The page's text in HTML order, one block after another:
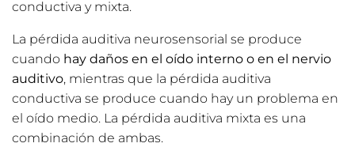
conductiva y mixta.
La pérdida auditiva neurosensorial se produce
cuando hay daños en el oído interno o en el nervio
auditivo, mientras que la pérdida auditiva
conductiva se produce cuando hay un problema en
el oído medio. La pérdida auditiva mixta es una
combinación de ambas.